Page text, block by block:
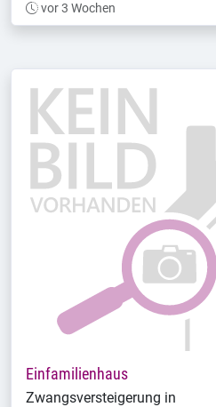
vor 3 Wochen
Einfamilienhaus
Zwangsversteigerung in